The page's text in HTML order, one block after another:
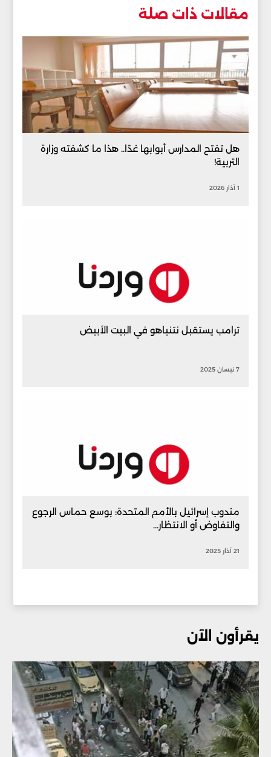
مقالات ذات صلة
هل تفتح المدارس أبوابها غدًا.. هذا ما كشفته وزارة
التربية!
1 آذار 2026
ترامب يستقبل نتنياهو في البيت الأبيض
7 نيسان 2025
مندوب إسرائيل بالأمم المتحدة: بوسع حماس الرجوع
والتفاوض أو الانتظار...
21 آذار 2025
يقرأون الآن